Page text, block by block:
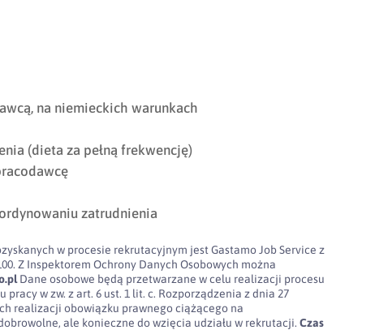
na niemieckich warunkach
(dieta za pełną frekwencję)
zatrudnienia
w procesie rekrutacyjnym jest Gastamo Job Service z
Z Inspektorem Ochrony Danych Osobowych można
Dane osobowe będą przetwarzane w celu realizacji procesu
pracy w zw. z art. 6 ust. 1 lit. c. Rozporządzenia z dnia 27
realizacji obowiązku prawnego ciążącego na
ale konieczne do wzięcia udziału w rekrutacji.Czas